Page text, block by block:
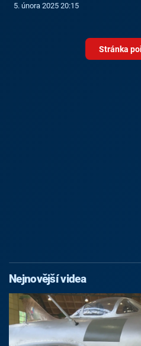
5. února 2025 20:15
Stránka
Nejnovější videa